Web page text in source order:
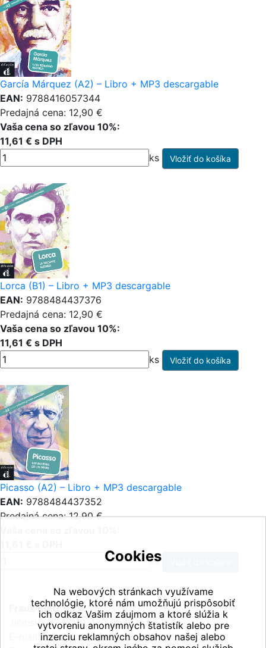
García Márquez (A2) – Libro + MP3 descargable
EAN: 9788416057344
Predajná cena: 12,90 €
Vaša cena so zľavou 10%:
11,61 € s DPH
ks
Lorca (B1) – Libro + MP3 descargable
EAN: 9788484437376
Predajná cena: 12,90 €
Vaša cena so zľavou 10%:
11,61 € s DPH
ks
Picasso (A2) – Libro + MP3 descargable
EAN: 9788484437352
Predajná cena: 12,90 €
ks
Fraus Klett, s.r.o.
Jičínská 2348/10, 130 00 Praha 3
E-mail:info@fraus-klett.cz
Cookies
Na webových stránkach využívame
technológie, ktoré nám umožňujú prispôsobiť
ich odkaz Vašim záujmom a ktoré slúžia k
vytvoreniu anonymných štatistík alebo pre
inzerciu reklamných obsahov našej alebo